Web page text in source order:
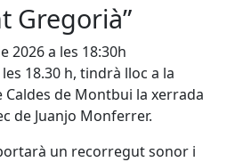
Gregorià”
2026 a les 18:30h
18.30 h, tindrà lloc a la
de Montbui la xerrada
de Juanjo Monferrer.
un recorregut sonor i